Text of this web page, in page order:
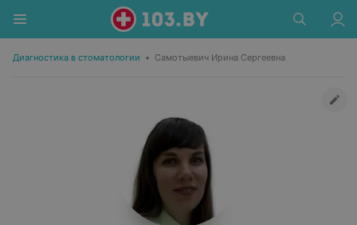
Диагностика в стоматологии • Самотыевич Ирина Сергеевна